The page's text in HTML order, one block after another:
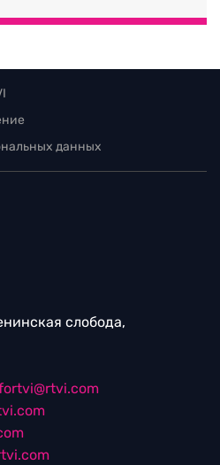
данных
слобода,